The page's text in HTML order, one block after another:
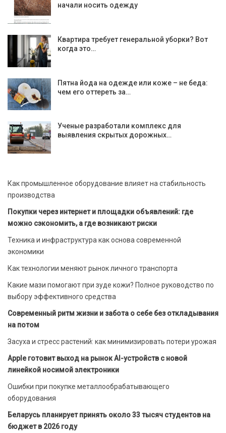
начали носить одежду
Квартира требует генеральной уборки? Вот
когда это…
Пятна йода на одежде или коже – не беда:
чем его оттереть за…
Ученые разработали комплекс для
выявления скрытых дорожных…
Как промышленное оборудование влияет на стабильность
производства
Покупки через интернет и площадки объявлений: где
можно сэкономить, а где возникают риски
Техника и инфраструктура как основа современной
экономики
Как технологии меняют рынок личного транспорта
Какие мази помогают при зуде кожи? Полное руководство по
выбору эффективного средства
Современный ритм жизни и забота о себе без откладывания
на потом
Засуха и стресс растений: как минимизировать потери урожая
Apple готовит выход на рынок AI-устройств с новой
линейкой носимой электроники
Ошибки при покупке металлообрабатывающего
оборудования
Беларусь планирует принять около 33 тысяч студентов на
бюджет в 2026 году